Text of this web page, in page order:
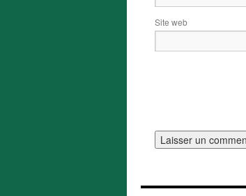
Site web